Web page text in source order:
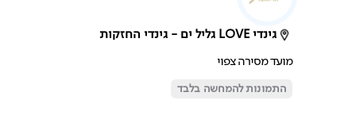
גינדי LOVE גליל ים - גינדי החזקות
מועד מסירה צפוי
התמונות להמחשה בלבד